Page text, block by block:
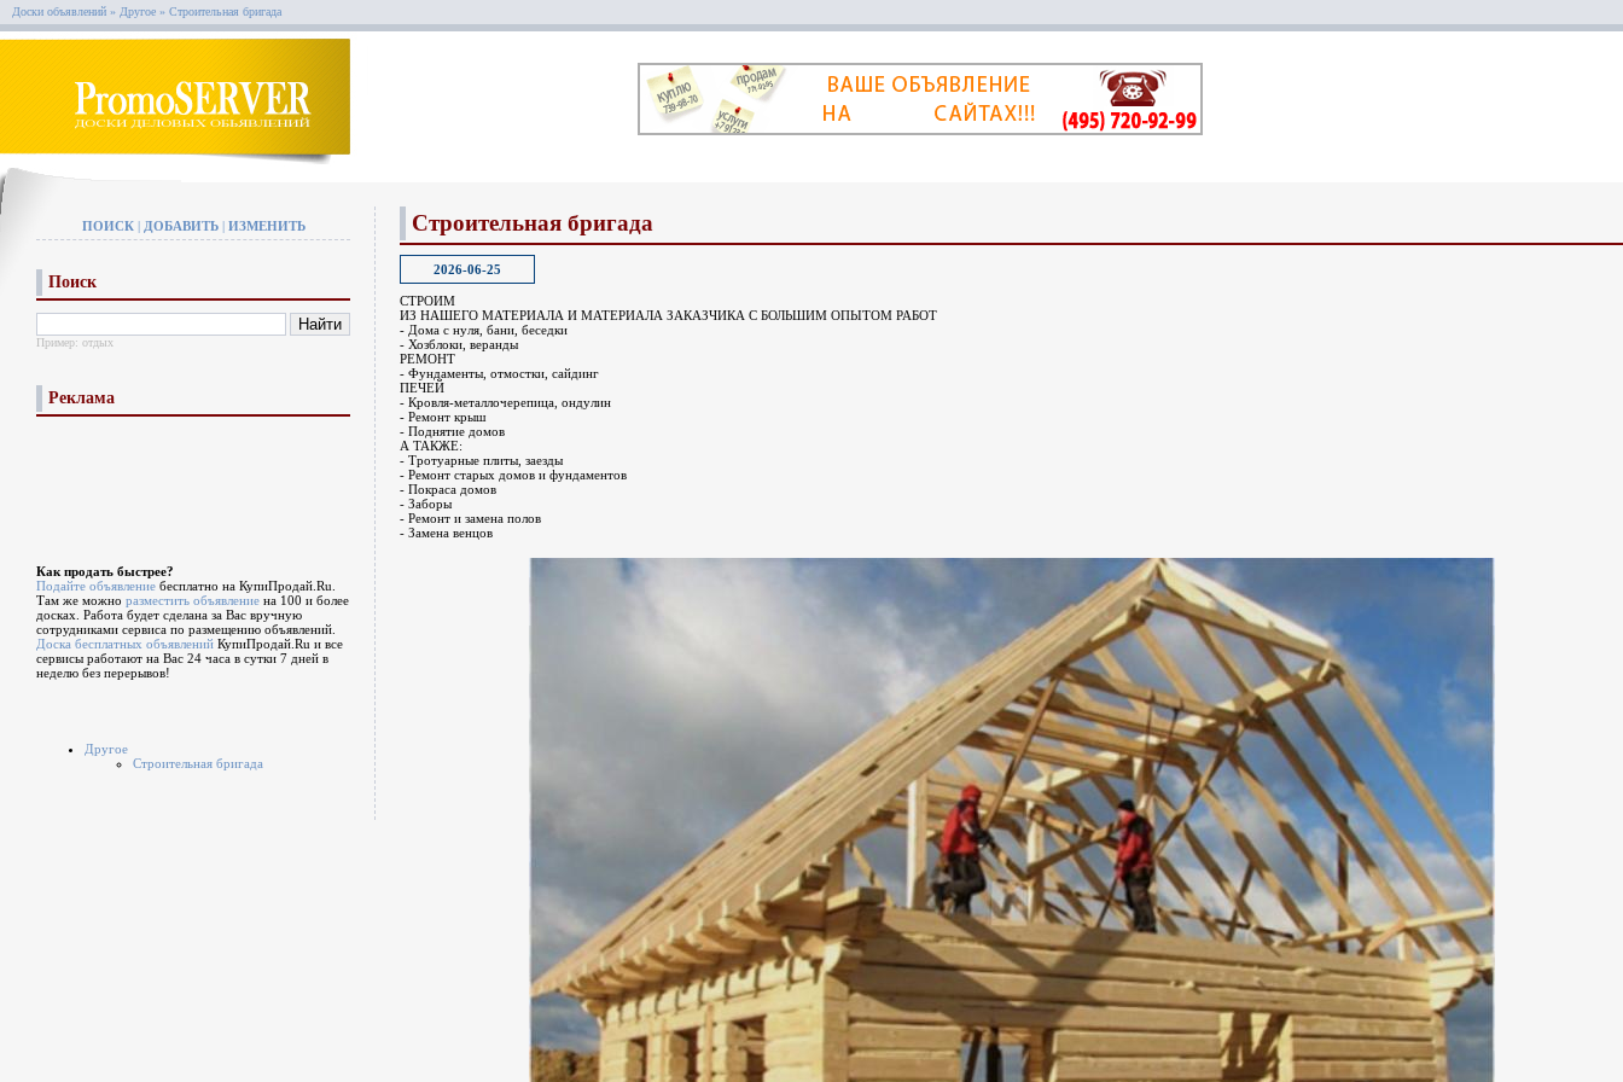
Доски объявлений » Другое » Строительная бригада
ПОИСК| ДОБАВИТЬ| ИЗМЕНИТЬ
Поиск
Пример: отдых
Реклама
Как продать быстрее?
Подайте объявление бесплатно на КупиПродай.Ru.
Там же можно разместить объявление на 100 и более
досках. Работа будет сделана за Вас вручную
сотрудниками сервиса по размещению объявлений.
Доска бесплатных объявлений КупиПродай.Ru и все
сервисы работают на Вас 24 часа в сутки 7 дней в
неделю без перерывов!
Другое
Строительная бригада
Строительная бригада
2026-06-25
СТРОИМ
ИЗ НАШЕГО МАТЕРИАЛА И МАТЕРИАЛА ЗАКАЗЧИКА С БОЛЬШИМ ОПЫТОМ РАБОТ
- Дома с нуля, бани, беседки
- Хозблоки, веранды
РЕМОНТ
- Фундаменты, отмостки, сайдинг
ПЕЧЕЙ
- Кровля-металлочерепица, ондулин
- Ремонт крыш
- Поднятие домов
А ТАКЖЕ:
- Тротуарные плиты, заезды
- Ремонт старых домов и фундаментов
- Покраса домов
- Заборы
- Ремонт и замена полов
- Замена венцов